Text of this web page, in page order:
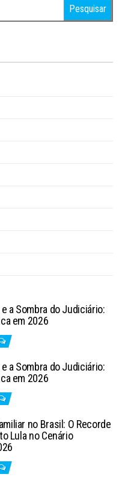
a Sombra do Judiciário:
em 2026
a Sombra do Judiciário:
em 2026
no Brasil: O Recorde
Lula no Cenário